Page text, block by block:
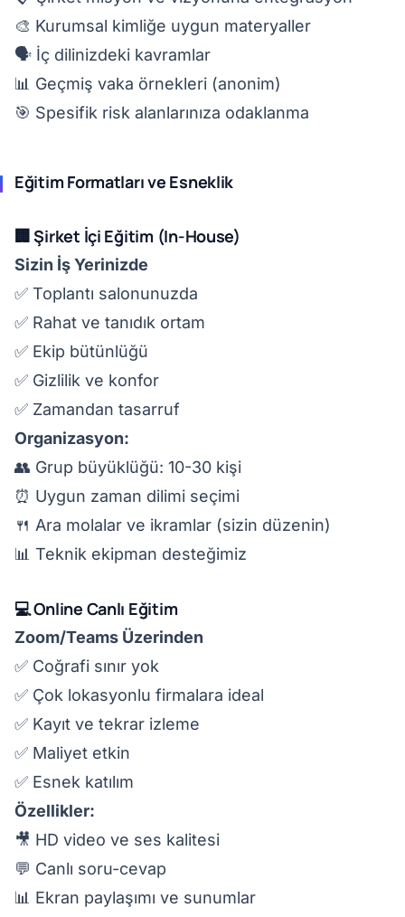
🎨 Kurumsal kimliğe uygun materyaller
🗣️ İç dilinizdeki kavramlar
📊 Geçmiş vaka örnekleri (anonim)
🎯 Spesifik risk alanlarınıza odaklanma
Eğitim Formatları ve Esneklik
🏢 Şirket İçi Eğitim (In-House)
Sizin İş Yerinizde
✅ Toplantı salonunuzda
✅ Rahat ve tanıdık ortam
✅ Ekip bütünlüğü
✅ Gizlilik ve konfor
✅ Zamandan tasarruf
Organizasyon:
👥 Grup büyüklüğü: 10-30 kişi
⏰ Uygun zaman dilimi seçimi
🍴 Ara molalar ve ikramlar (sizin düzenin)
📊 Teknik ekipman desteğimiz
💻 Online Canlı Eğitim
Zoom/Teams Üzerinden
✅ Coğrafi sınır yok
✅ Çok lokasyonlu firmalara ideal
✅ Kayıt ve tekrar izleme
✅ Maliyet etkin
✅ Esnek katılım
Özellikler:
🎥 HD video ve ses kalitesi
💬 Canlı soru-cevap
📊 Ekran paylaşımı ve sunumlar